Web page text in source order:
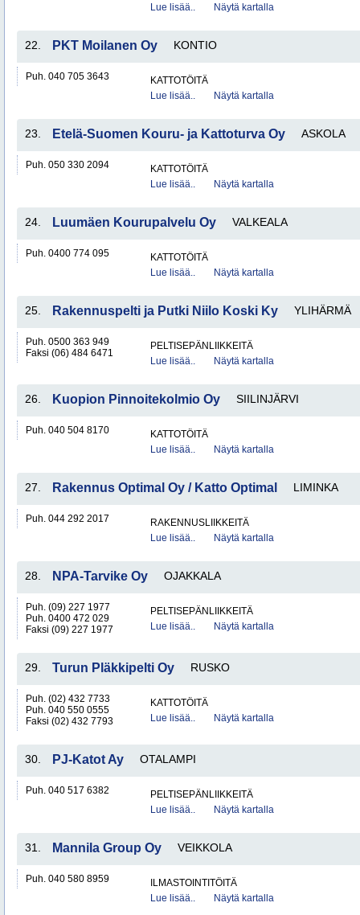
Lue lisää.. Näytä kartalla
22. PKT Moilanen Oy KONTIO
Puh. 040 705 3643
KATTOTÖITÄ
Lue lisää..
Näytä kartalla
23. Etelä-Suomen Kouru- ja Kattoturva Oy ASKOLA
Puh. 050 330 2094
KATTOTÖITÄ
Lue lisää..
Näytä kartalla
24. Luumäen Kourupalvelu Oy VALKEALA
Puh. 0400 774 095
KATTOTÖITÄ
Lue lisää..
Näytä kartalla
25. Rakennuspelti ja Putki Niilo Koski Ky YLIHÄRMÄ
Puh. 0500 363 949
Faksi (06) 484 6471
PELTISEPÄNLIIKKEITÄ
Lue lisää..
Näytä kartalla
26. Kuopion Pinnoitekolmio Oy SIILINJÄRVI
Puh. 040 504 8170
KATTOTÖITÄ
Lue lisää..
Näytä kartalla
27. Rakennus Optimal Oy / Katto Optimal LIMINKA
Puh. 044 292 2017
RAKENNUSLIIKKEITÄ
Lue lisää..
Näytä kartalla
28. NPA-Tarvike Oy OJAKKALA
Puh. (09) 227 1977
Puh. 0400 472 029
Faksi (09) 227 1977
PELTISEPÄNLIIKKEITÄ
Lue lisää..
Näytä kartalla
29. Turun Pläkkipelti Oy RUSKO
Puh. (02) 432 7733
Puh. 040 550 0555
Faksi (02) 432 7793
KATTOTÖITÄ
Lue lisää..
Näytä kartalla
30. PJ-Katot Ay OTALAMPI
Puh. 040 517 6382
PELTISEPÄNLIIKKEITÄ
Lue lisää..
Näytä kartalla
31. Mannila Group Oy VEIKKOLA
Puh. 040 580 8959
ILMASTOINTITÖITÄ
Lue lisää..
Näytä kartalla